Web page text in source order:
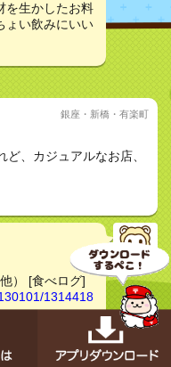
を生かしたお料
ょい飲みにいい
銀座・新橋・有楽町
、カジュアルなお店、
） [食べログ]
1314418
きれいでおしゃ